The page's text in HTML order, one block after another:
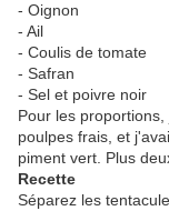
- Oignon
- Ail
- Coulis de tomate
- Safran
- Sel et poivre noir
Pour les
poulpes frais, et
piment vert. Plus
Recette
Séparez les